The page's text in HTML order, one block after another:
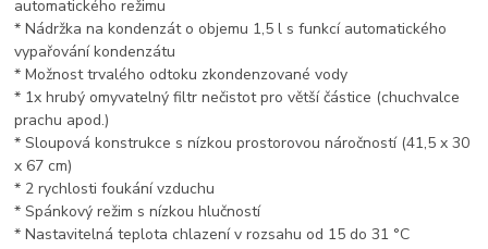
automatického režimu
* Nádržka na kondenzát o objemu 1,5 l s funkcí automatického
vypařování kondenzátu
* Možnost trvalého odtoku zkondenzované vody
* 1x hrubý omyvatelný filtr nečistot pro větší částice (chuchvalce
prachu apod.)
* Sloupová konstrukce s nízkou prostorovou náročností (41,5 x 30
x 67 cm)
* 2 rychlosti foukání vzduchu
* Spánkový režim s nízkou hlučností
* Nastavitelná teplota chlazení v rozsahu od 15 do 31 °C